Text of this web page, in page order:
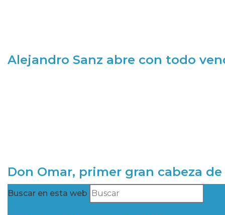
Alejandro Sanz abre con todo
Don Omar, primer gran cabeza
Buscar en esta web